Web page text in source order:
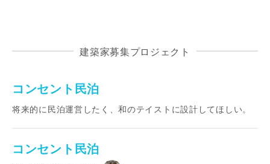
建築家募集プロジェクト
コンセント民泊
将来的に民泊運営したく、和のテイストに設計してほしい。
コンセント民泊